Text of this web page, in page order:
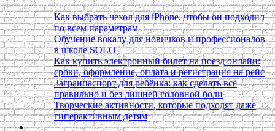
Как выбрать чехол для iPhone, чтобы он подходил
по всем параметрам
Обучение вокалу для новичков и профессионалов
в школе SOLO
Как купить электронный билет на поезд онлайн:
сроки, оформление, оплата и регистрация на рейс
Загранпаспорт для ребёнка: как сделать всё
правильно и без лишней головной боли
Творческие активности, которые подходят даже
гиперактивным детям